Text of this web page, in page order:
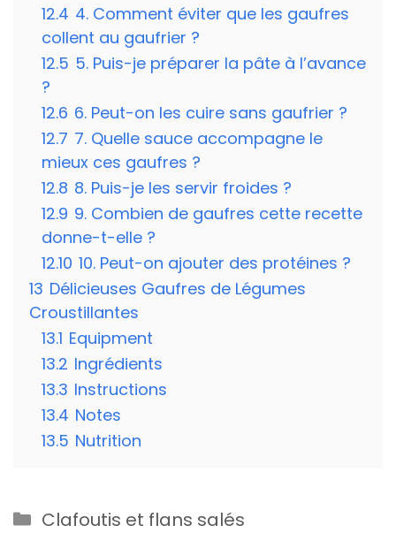
12.4 4. Comment éviter que les gaufres
collent au gaufrier ?
12.5 5. Puis-je préparer la pâte à l’avance
?
12.6 6. Peut-on les cuire sans gaufrier ?
12.7 7. Quelle sauce accompagne le
mieux ces gaufres ?
12.8 8. Puis-je les servir froides ?
12.9 9. Combien de gaufres cette recette
donne-t-elle ?
12.10 10. Peut-on ajouter des protéines ?
13 Délicieuses Gaufres de Légumes
Croustillantes
13.1 Equipment
13.2 Ingrédients
13.3 Instructions
13.4 Notes
13.5 Nutrition
Catégories
Clafoutis et flans salés